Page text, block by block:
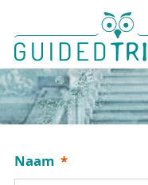
content
Naam *